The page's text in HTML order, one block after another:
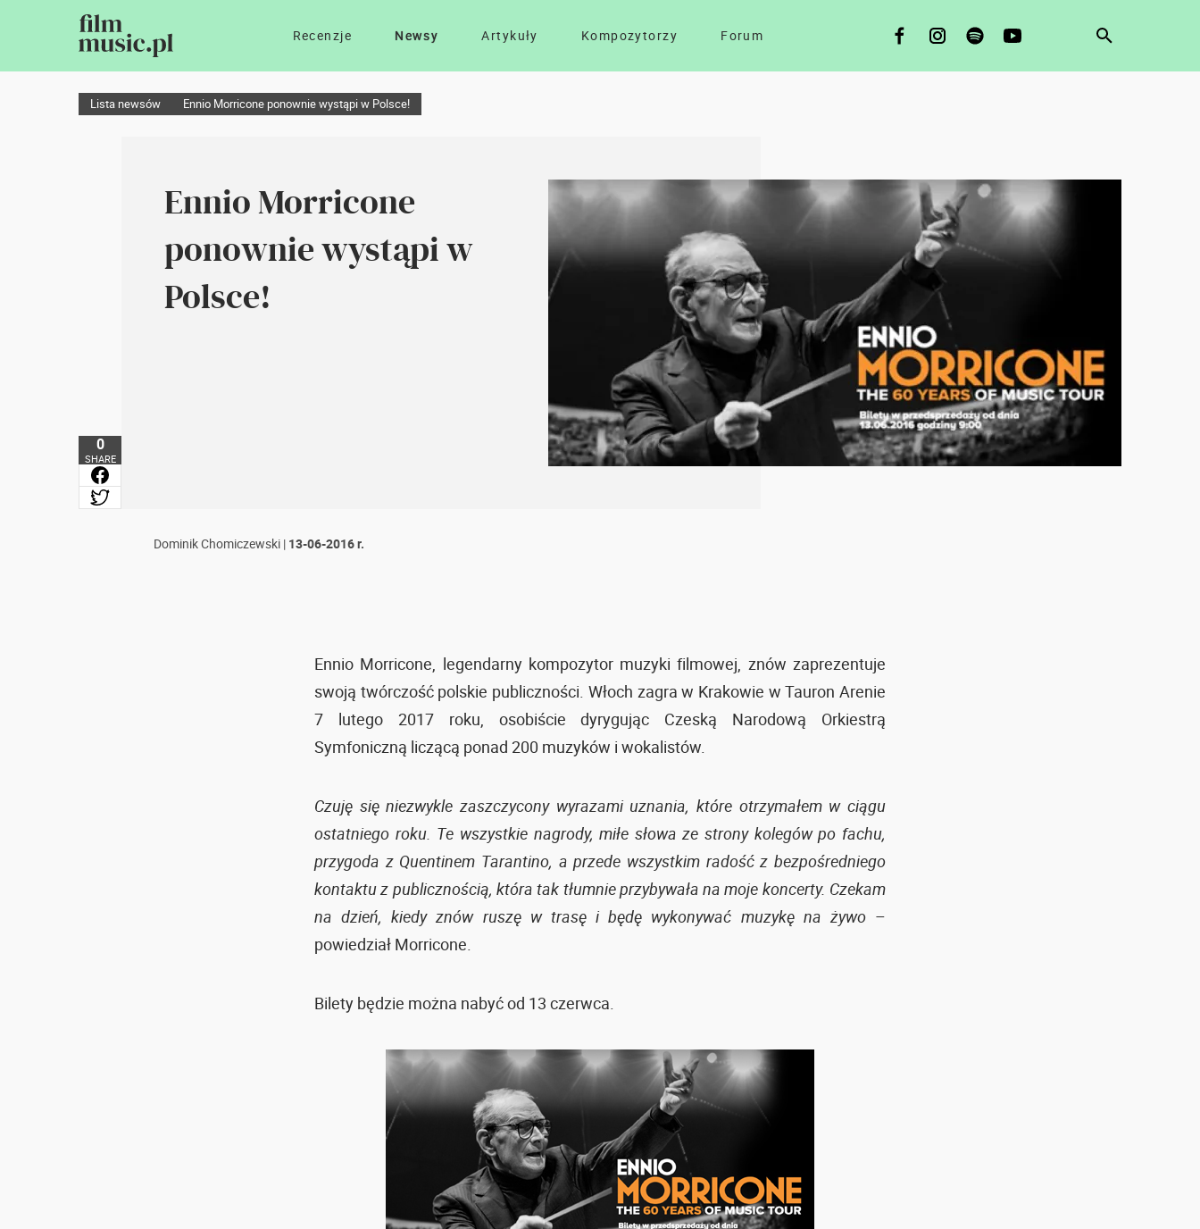
Recenzje Newsy Artykuły Kompozytorzy Forum
Lista newsów Ennio Morricone ponownie wystąpi w Polsce!
Ennio Morricone
ponownie wystąpi w
Polsce!
0
SHARE
Dominik Chomiczewski | 13-06-2016 r.
Ennio Morricone, legendarny kompozytor muzyki filmowej, znów zaprezentuje
swoją twórczość polskie publiczności. Włoch zagra w Krakowie w Tauron Arenie
7 lutego 2017 roku, osobiście dyrygując Czeską Narodową Orkiestrą
Symfoniczną liczącą ponad 200 muzyków i wokalistów.
Czuję się niezwykle zaszczycony wyrazami uznania, które otrzymałem w ciągu
ostatniego roku. Te wszystkie nagrody, miłe słowa ze strony kolegów po fachu,
przygoda z Quentinem Tarantino, a przede wszystkim radość z bezpośredniego
kontaktu z publicznością, która tak tłumnie przybywała na moje koncerty. Czekam
na dzień, kiedy znów ruszę w trasę i będę wykonywać muzykę na żywo –
powiedział Morricone.
Bilety będzie można nabyć od 13 czerwca.